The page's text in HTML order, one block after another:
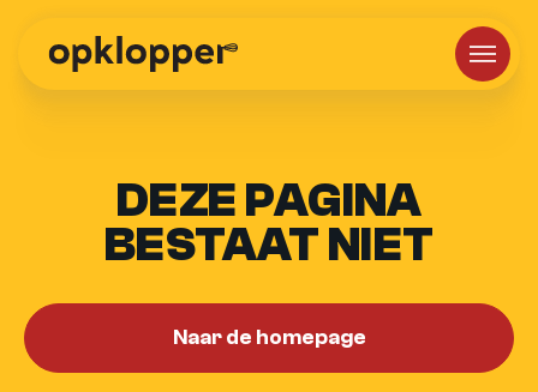
DEZE PAGINA
BESTAAT NIET
Naar de homepage